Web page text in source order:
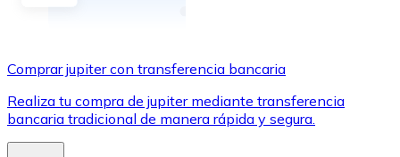
Utiliza tarjetas Visa y Mastercard para comprar
Comprar con tarjeta
Comprar jupiter con transferencia bancaria
Realiza tu compra de jupiter mediante transferencia
bancaria tradicional de manera rápida y segura.